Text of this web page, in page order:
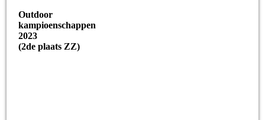
Outdoor
kampioenschappen
2023
(2de plaats ZZ)